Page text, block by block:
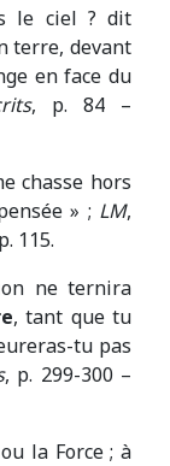
le ciel ? dit
terre, devant
en face du
, p. 84 –
chasse hors
» ; LM,
115.
ne ternira
, tant que tu
tu pas
, p. 299-300 –
la Force ; à